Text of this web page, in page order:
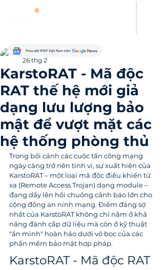
KarstoRAT - Mã độc
RAT thế hệ mới giả
dạng lưu lượng bảo
mật để vượt mặt các
hệ thống phòng thủ
Thanh Hoang
26 thg 2
Trong bối cảnh các cuộc tấn công mạng
ngày càng trở nên tinh vi, sự xuất hiện của
KarstoRAT – một loại mã độc điều khiển từ
xa (Remote Access Trojan) dạng module –
đang dấy lên hồi chuông cảnh báo lớn cho
cộng đồng an ninh mạng. Điểm đáng sợ
nhất của KarstoRAT không chỉ nằm ở khả
năng đánh cắp dữ liệu mà còn ở kỹ thuật
"ẩn mình" hoàn hảo dưới vỏ bọc của các
phần mềm bảo mật hợp pháp.
KarstoRAT - Mã độc RAT